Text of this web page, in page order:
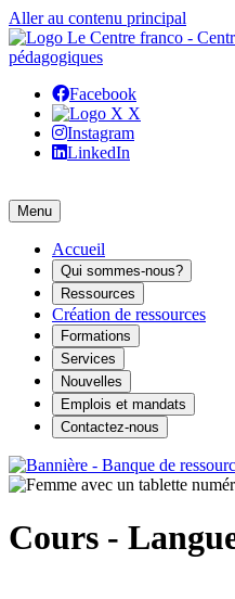
Aller au contenu principal
Facebook
X
Instagram
LinkedIn
Menu
Accueil
Qui sommes-nous?
Ressources
Création de ressources
Formations
Services
Nouvelles
Emplois et mandats
Contactez-nous
Cours -